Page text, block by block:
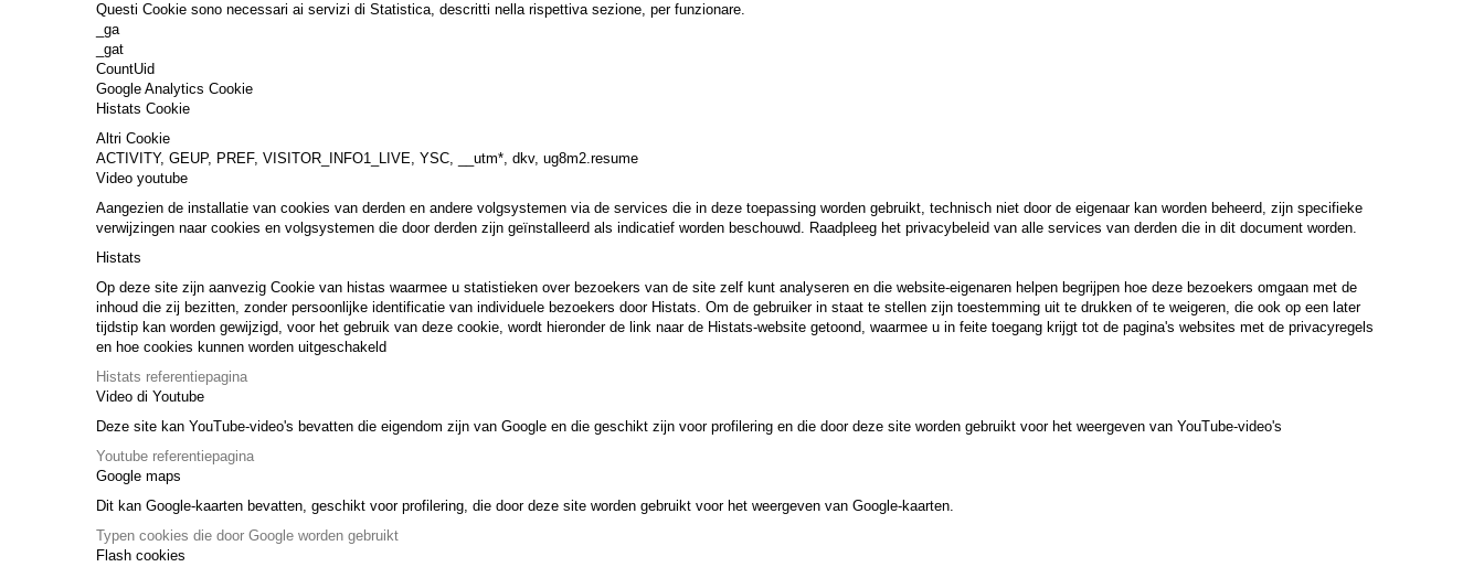
Questi Cookie sono necessari ai servizi di Statistica, descritti nella rispettiva sezione, per funzionare.
_ga
_gat
CountUid
Google Analytics Cookie
Histats Cookie
Altri Cookie
ACTIVITY, GEUP, PREF, VISITOR_INFO1_LIVE, YSC, __utm*, dkv, ug8m2.resume
Video youtube
Aangezien de installatie van cookies van derden en andere volgsystemen via de services die in deze toepassing worden gebruikt, technisch niet door de eigenaar kan worden beheerd, zijn specifieke
verwijzingen naar cookies en volgsystemen die door derden zijn geïnstalleerd als indicatief worden beschouwd. Raadpleeg het privacybeleid van alle services van derden die in dit document worden.
Histats
Op deze site zijn aanvezig Cookie van histas waarmee u statistieken over bezoekers van de site zelf kunt analyseren en die website-eigenaren helpen begrijpen hoe deze bezoekers omgaan met de
inhoud die zij bezitten, zonder persoonlijke identificatie van individuele bezoekers door Histats. Om de gebruiker in staat te stellen zijn toestemming uit te drukken of te weigeren, die ook op een later
tijdstip kan worden gewijzigd, voor het gebruik van deze cookie, wordt hieronder de link naar de Histats-website getoond, waarmee u in feite toegang krijgt tot de pagina's websites met de privacyregels
en hoe cookies kunnen worden uitgeschakeld
Histats referentiepagina
Video di Youtube
Deze site kan YouTube-video's bevatten die eigendom zijn van Google en die geschikt zijn voor profilering en die door deze site worden gebruikt voor het weergeven van YouTube-video's
Youtube referentiepagina
Google maps
Dit kan Google-kaarten bevatten, geschikt voor profilering, die door deze site worden gebruikt voor het weergeven van Google-kaarten.
Typen cookies die door Google worden gebruikt
Flash cookies